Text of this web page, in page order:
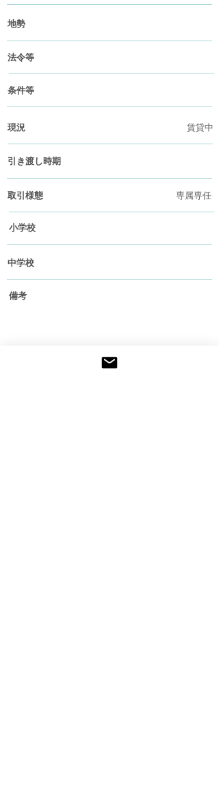
地勢
法令等
条件等
現況 賃貸中
引き渡し時期
取引様態 専属専任
小学校
中学校
備考